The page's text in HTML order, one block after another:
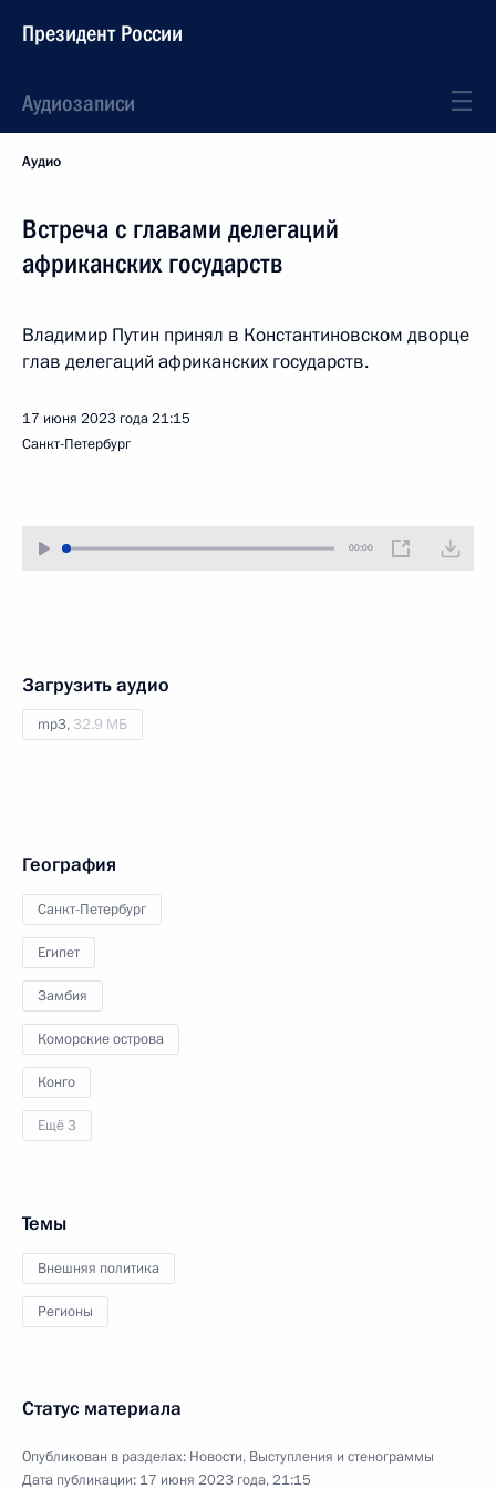
Президент России
Аудиозаписи
Аудио
Встреча с главами делегаций
африканских государств
Владимир Путин принял в Константиновском дворце
глав делегаций африканских государств.
17 июня 2023 года21:15
Санкт-Петербург
00:00
Загрузить аудио
mp3, 32.9 МБ
География
Санкт-Петербург
Египет
Замбия
Коморские острова
Конго
Ещё 3
Темы
Внешняя политика
Регионы
Статус материала
Опубликован в разделах: Новости, Выступления и стенограммы
Дата публикации: 17 июня 2023 года, 21:15